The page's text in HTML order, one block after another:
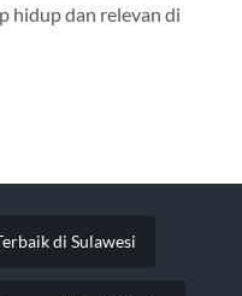
hidup dan relevan di
di Sulawesi